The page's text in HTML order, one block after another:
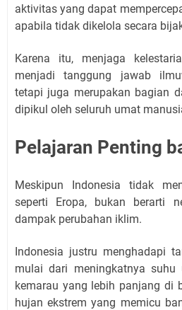
aktivitas yang dapat
apabila tidak dikelola secara
Karena itu, menjaga
menjadi tanggung jawab
tetapi juga merupakan bagian
dipikul oleh seluruh umat
Pelajaran Penting
Meskipun Indonesia tidak
seperti Eropa, bukan berarti
dampak perubahan iklim.
Indonesia justru menghadapi
mulai dari meningkatnya suhu
kemarau yang lebih panjang di
hujan ekstrem yang memicu